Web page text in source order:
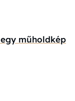
műholdkép